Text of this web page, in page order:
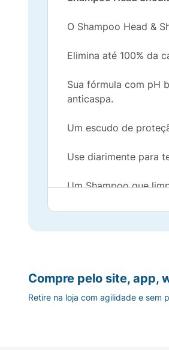
O Shampoo Head &
Elimina até 100% da
Sua fórmula com pH
anticaspa.
Um escudo de
Use diarimente para
Um Shampoo que
Você até 100% livre
O Shampoo que
*Caspa visível, com
Compre pelo site, app,
Retire na loja com agilidade e sem